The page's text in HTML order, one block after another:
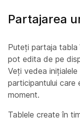
Partajarea
Puteți partaja tabla
pot edita de pe
Veți vedea inițialele
participantului
moment.
Tablele create în